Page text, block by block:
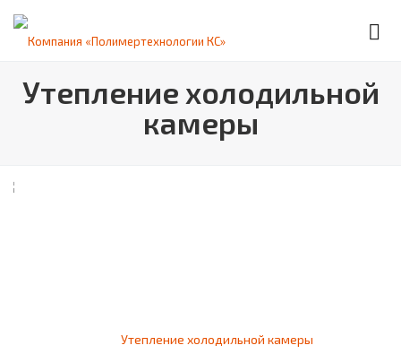
Утепление холодильной
камеры